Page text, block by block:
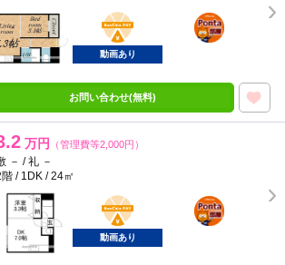
BunChinPAY
ポンタ
部屋
動画あり
お問い合わせ(無料)
万円 （管理費等2,000円）
－ / 礼 －
/ 1DK / 24㎡
BunChinPAY
ポンタ
部屋
動画あり